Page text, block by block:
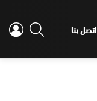
اتصل بنا SEARCH